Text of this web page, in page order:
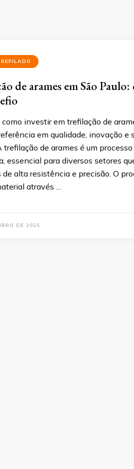
de arames em São
como investir em trefilação de
em qualidade, inovação e
trefilação de arames é um
essencial para diversos setores
de alta resistência e precisão. O
através …
DE 2025